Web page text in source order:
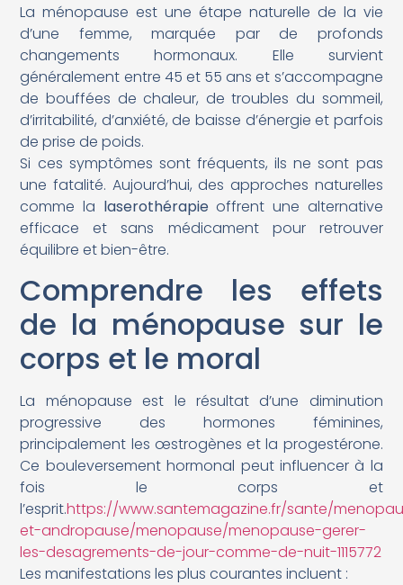
La ménopause est une étape naturelle de la vie
d’une femme, marquée par de profonds
changements hormonaux. Elle survient
généralement entre 45 et 55 ans et s’accompagne
de bouffées de chaleur, de troubles du sommeil,
d’irritabilité, d’anxiété, de baisse d’énergie et parfois
de prise de poids.
Si ces symptômes sont fréquents, ils ne sont pas
une fatalité. Aujourd’hui, des approches naturelles
comme la laserothérapieoffrent une alternative
efficace et sans médicament pour retrouver
équilibre et bien-être.
Comprendre les effets
de la ménopause sur le
corps et le moral
La ménopause est le résultat d’une diminution
progressive des hormones féminines,
principalement les œstrogènes et la progestérone.
Ce bouleversement hormonal peut influencer à la
fois le corps et
l’esprit.https://www.santemagazine.fr/sante/
et-andropause/menopause/menopause-gerer-
les-desagrements-de-jour-comme-de-nuit-1115772
Les manifestations les plus courantes incluent :